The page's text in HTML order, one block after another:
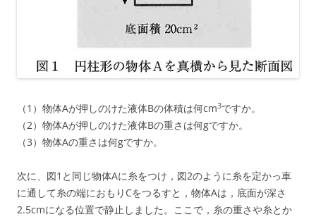
（1）物体Aが押しのけた液体Bの体積は何cm3ですか。
（2）物体Aが押しのけた液体Bの重さは何gですか。
（3）物体Aの重さは何gですか。
次に、図1と同じ物体Aに糸をつけ，図2のように糸を定かっ車
に通して糸の端におもりCをつるすと，物体Aは，底面が深さ
2.5cmになる位置で静止しました。ここで，糸の重さや糸とか